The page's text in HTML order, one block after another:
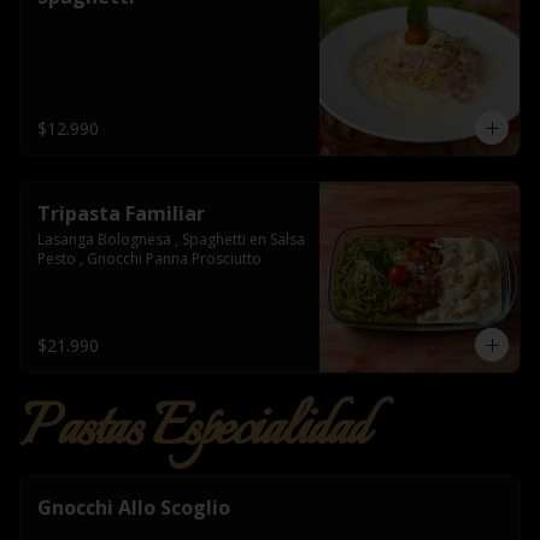
$12.990
Tripasta Familiar
Lasanga Bolognesa , Spaghetti en Salsa
Pesto , Gnocchi Panna Prosciutto
$21.990
Pastas Especialidad
Gnocchi Allo Scoglio